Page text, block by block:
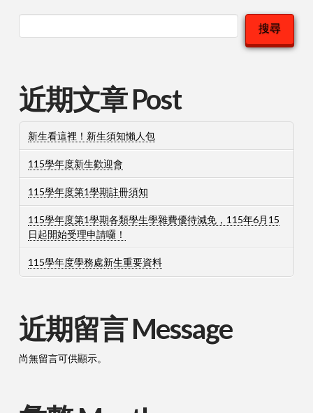
搜尋
近期文章 Post
新生看這裡！新生須知懶人包
115學年度新生歡迎會
115學年度第1學期註冊須知
115學年度第1學期各類學生學雜費優待減免，115年6月15
日起開始受理申請囉！
115學年度學務處新生重要資料
近期留言 Message
尚無留言可供顯示。